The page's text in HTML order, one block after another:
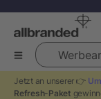
Werbeartikel
Jetzt an unserer 👉
Refresh-Paket